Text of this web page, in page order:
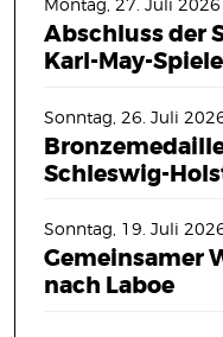
Montag, 27. Juli
Abschluss der
Karl-May-
Sonntag, 26. Juli
Schleswig-
Sonntag, 19. Juli
Gemeinsamer
nach Laboe